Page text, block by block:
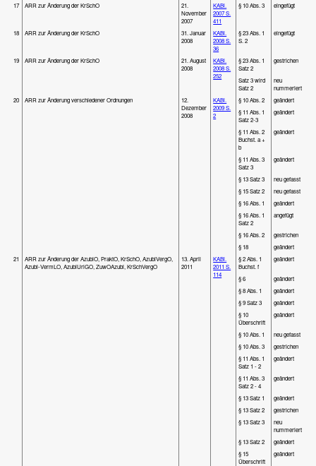
17 ARR zur Änderung der KrSchO
21.
November
2007
KABl.
2007 S.
411
§ 10 Abs. 3 eingefügt
18 ARR zur Änderung der KrSchO
31. Januar
2008
KABl.
2008 S.
36
§ 23 Abs. 1
S. 2
eingefügt
19 ARR zur Änderung der KrSchO
21. August
2008
KABl.
2008 S.
252
§ 23 Abs. 1
Satz 2
gestrichen
Satz 3 wird
Satz 2
neu
nummeriert
20
ARR zur Änderung verschiedener Ordnungen
12.
Dezember
2008
KABl.
2009 S.
2
§ 10 Abs. 2
geändert
§ 11 Abs. 1
Satz 2-3
geändert
§ 11 Abs. 2
Buchst. a +
b
geändert
§ 11 Abs. 3
Satz 3
geändert
§ 13 Satz 3
neu gefasst
§ 15 Satz 2
neu gefasst
§ 16 Abs. 1
geändert
§ 16 Abs. 1
Satz 2
angefügt
§ 16 Abs. 2
gestrichen
§ 18
geändert
21
ARR zur Änderung der AzubiO, PraktO, KrSchO, AzubiVergO,
Azubi-VermLO, AzubiUrlGO, ZuwOAzubi, KrSchVergO
13. April
2011
KABl.
2011 S.
114
§ 2 Abs. 1
Buchst. f
geändert
§ 6
geändert
§ 8 Abs. 1
geändert
§ 9 Satz 3
geändert
§ 10
Überschrift
geändert
§ 10 Abs. 1
neu gefasst
§ 10 Abs. 3
gestrichen
§ 11 Abs. 1
Satz 1 - 2
geändert
§ 11 Abs. 3
Satz 2 - 4
geändert
§ 13 Satz 1
geändert
§ 13 Satz 2
gestrichen
§ 13 Satz 3
neu
nummeriert
§ 13 Satz 2
geändert
§ 15
Überschrift
geändert